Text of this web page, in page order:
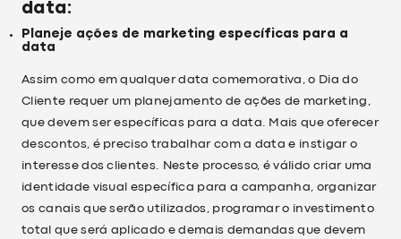
data:
Planeje ações de marketing específicas para a
data
Assim como em qualquer data comemorativa, o Dia do
Cliente requer um planejamento de ações de marketing,
que devem ser específicas para a data. Mais que oferecer
descontos, é preciso trabalhar com a data e instigar o
interesse dos clientes. Neste processo, é válido criar uma
identidade visual específica para a campanha, organizar
os canais que serão utilizados, programar o investimento
total que será aplicado e demais demandas que devem